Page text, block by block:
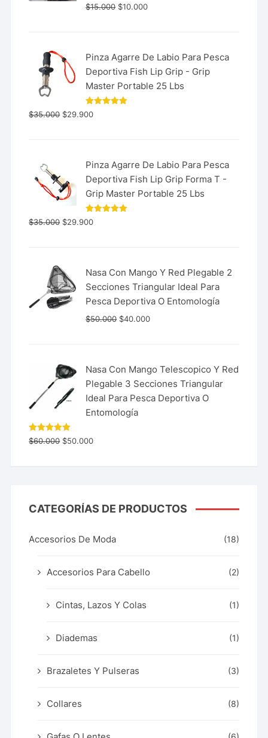
$15.000 $10.000
Pinza Agarre De Labio Para Pesca
Deportiva Fish Lip Grip - Grip
Master Portable 25 Lbs
Valorado
con
$35.000 $29.900
Pinza Agarre De Labio Para Pesca
Deportiva Fish Lip Grip Forma T -
Grip Master Portable 25 Lbs
Valorado
con
$35.000 $29.900
Nasa Con Mango Y Red Plegable 2
Secciones Triangular Ideal Para
Pesca Deportiva O Entomología
$50.000 $40.000
Nasa Con Mango Telescopico Y Red
Plegable 3 Secciones Triangular
Ideal Para Pesca Deportiva O
Entomología
Valorado
con 5.00
$60.000 $50.000
CATEGORÍAS DE PRODUCTOS
Accesorios De Moda (18)
Accesorios Para Cabello (2)
Cintas, Lazos Y Colas (1)
Diademas (1)
Brazaletes Y Pulseras (3)
Collares (8)